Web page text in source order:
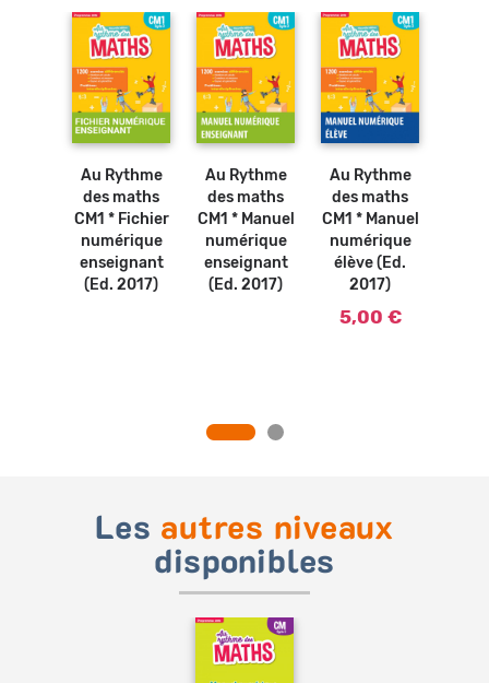
Au Rythme
des maths
CM1 * Fichier
numérique
enseignant
(Ed. 2017)
Au Rythme
des maths
CM1 * Manuel
numérique
enseignant
(Ed. 2017)
Ajouter
au
Au Rythme
des maths
CM1 * Manuel
numérique
élève (Ed.
2017)
5,00 €
Les autres niveaux
disponibles